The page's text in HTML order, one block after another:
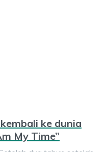
ke dunia
My Time”